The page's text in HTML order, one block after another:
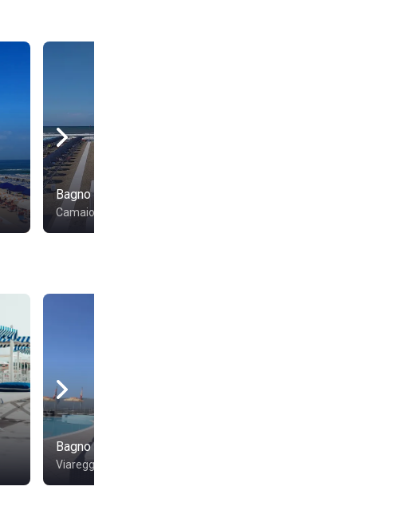
Bagno Scorpio
Camaiore
Bagno Alhambra
Viareggio